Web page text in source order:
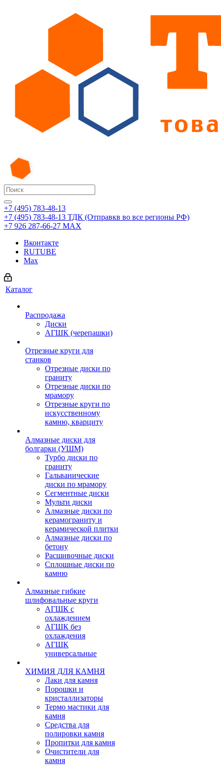
+7 (495) 783-48-13
+7 (495) 783-48-13 ТДК (Отправкв во все регионы РФ)
+7 926 287-66-27 МАХ
Вконтакте
RUTUBE
Max
Каталог
Распродажа
Диски
АГШК (черепашки)
Отрезные круги для
станков
Отрезные диски по
граниту
Отрезные диски по
мрамору
Отрезные круги по
искусственному
камню, кварциту
Алмазные диски для
болгарки (УШМ)
Турбо диски по
граниту
Гальванические
диски по мрамору
Сегментные диски
Мульти диски
Алмазные диски по
керамограниту и
керамической плитки
Алмазные диски по
бетону
Расшивочные диски
Сплошные диски по
камню
Алмазные гибкие
шлифовальные круги
АГШК с
охлаждением
АГШК без
охлаждения
АГШК
универсальные
ХИМИЯ ДЛЯ КАМНЯ
Лаки для камня
Порошки и
кристаллизаторы
Термо мастики для
камня
Средства для
полировки камня
Пропитки для камня
Очистители для
камня